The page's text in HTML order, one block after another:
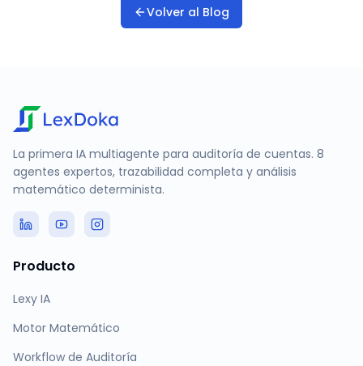
Volver al Blog
La primera IA multiagente para auditoría de cuentas. 8
agentes expertos, trazabilidad completa y análisis
matemático determinista.
Producto
Lexy IA
Motor Matemático
Workflow de Auditoría